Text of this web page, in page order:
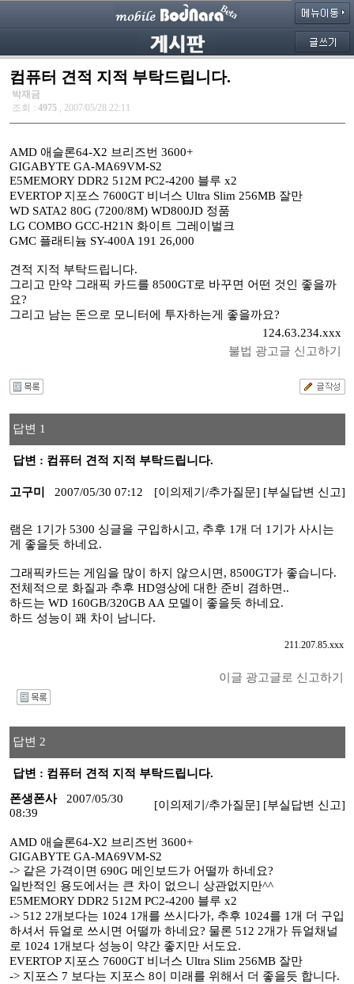
컴퓨터 견적 지적 부탁드립니다.
박재금
조회 : 4975 , 2007/05/28 22:11
AMD 애슬론64-X2 브리즈번 3600+
GIGABYTE GA-MA69VM-S2
E5MEMORY DDR2 512M PC2-4200 블루 x2
EVERTOP 지포스 7600GT 비너스 Ultra Slim 256MB 잘만
WD SATA2 80G (7200/8M) WD800JD 정품
LG COMBO GCC-H21N 화이트 그레이벌크
GMC 플래티늄 SY-400A 191 26,000
견적 지적 부탁드립니다.
그리고 만약 그래픽 카드를 8500GT로 바꾸면 어떤 것인 좋을까
요?
그리고 남는 돈으로 모니터에 투자하는게 좋을까요?
124.63.234.xxx
불법 광고글 신고하기
답변 1
답변 : 컴퓨터 견적 지적 부탁드립니다.
고구미 2007/05/30 07:12 [이의제기/추가질문] [부실답변 신고]
램은 1기가 5300 싱글을 구입하시고, 추후 1개 더 1기가 사시는
게 좋을듯 하네요.
그래픽카드는 게임을 많이 하지 않으시면, 8500GT가 좋습니다.
전체적으로 화질과 추후 HD영상에 대한 준비 겸하면..
하드는 WD 160GB/320GB AA 모델이 좋을듯 하네요.
하드 성능이 꽤 차이 남니다.
211.207.85.xxx
이글 광고글로 신고하기
답변 2
답변 : 컴퓨터 견적 지적 부탁드립니다.
폰생폰사
2007/05/30
08:39
[이의제기/추가질문] [부실답변 신고]
AMD 애슬론64-X2 브리즈번 3600+
GIGABYTE GA-MA69VM-S2
-> 같은 가격이면 690G 메인보드가 어떨까 하네요?
일반적인 용도에서는 큰 차이 없으니 상관없지만^^
E5MEMORY DDR2 512M PC2-4200 블루 x2
-> 512 2개보다는 1024 1개를 쓰시다가, 추후 1024를 1개 더 구입
하셔서 듀얼로 쓰시면 어떨까 하네요? 물론 512 2개가 듀얼채널
로 1024 1개보다 성능이 약간 좋지만 서도요.
EVERTOP 지포스 7600GT 비너스 Ultra Slim 256MB 잘만
-> 지포스 7 보다는 지포스 8이 미래를 위해서 더 좋을듯 합니다.